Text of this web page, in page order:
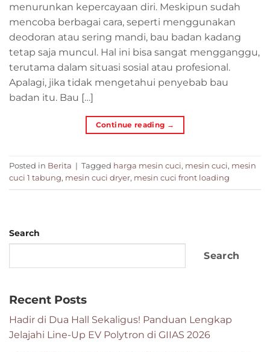
menurunkan kepercayaan diri. Meskipun sudah
mencoba berbagai cara, seperti menggunakan
deodoran atau sering mandi, bau badan kadang
tetap saja muncul. Hal ini bisa sangat mengganggu,
terutama dalam situasi sosial atau profesional.
Apalagi, jika tidak mengetahui penyebab bau
badan itu. Bau […]
Continue reading →
Posted in Berita | Tagged harga mesin cuci, mesin cuci, mesin
cuci 1 tabung, mesin cuci dryer, mesin cuci front loading
Search
Search
Recent Posts
Hadir di Dua Hall Sekaligus! Panduan Lengkap
Jelajahi Line-Up EV Polytron di GIIAS 2026